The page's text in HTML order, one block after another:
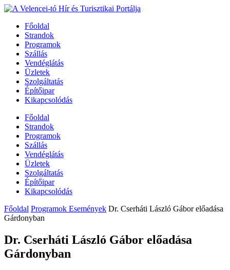
Főoldal
Strandok
Programok
Szállás
Vendéglátás
Üzletek
Szolgáltatás
Építőipar
Kikapcsolódás
Főoldal
Strandok
Programok
Szállás
Vendéglátás
Üzletek
Szolgáltatás
Építőipar
Kikapcsolódás
Főoldal Programok Események Dr. Cserháti László Gábor előadása
Gárdonyban
Dr. Cserháti László Gábor előadása
Gárdonyban